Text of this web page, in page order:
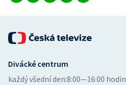
Divácké centrum
každý všední den:8:00—16:00 hodin